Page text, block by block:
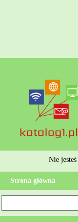
rzetelne układanie
Rzeszów i dbamy o
gdy Twoja
przywracając
Nie
Strona główna